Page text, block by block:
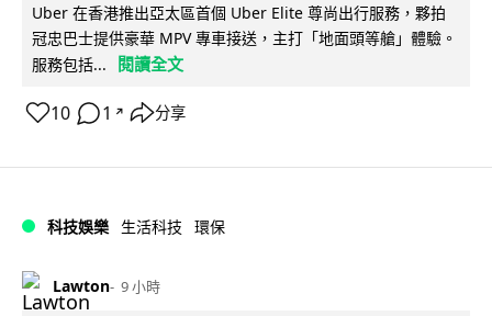
Uber 在香港推出亞太區首個 Uber Elite 尊尚出行服務，夥拍
冠忠巴士提供豪華 MPV 專車接送，主打「地面頭等艙」體驗。
服務包括...
閱讀全文
10 1 ↗ 分享
科技娛樂 生活科技 環保
Lawton 9 小時